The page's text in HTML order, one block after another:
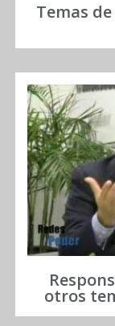
Temas
otros